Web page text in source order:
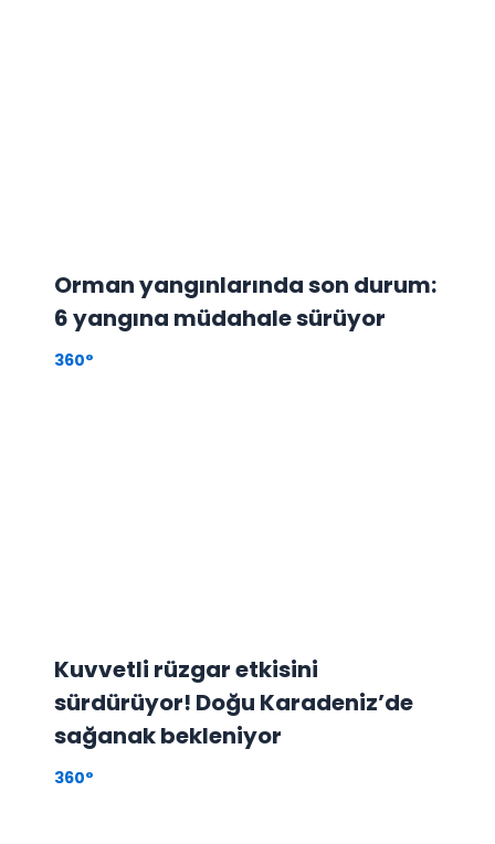
Orman yangınlarında son durum:
6 yangına müdahale sürüyor
360°
Kuvvetli rüzgar etkisini
sürdürüyor! Doğu Karadeniz’de
sağanak bekleniyor
360°